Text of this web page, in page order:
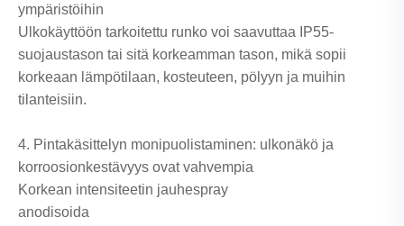
ympäristöihin
Ulkokäyttöön tarkoitettu runko voi saavuttaa IP55-
suojaustason tai sitä korkeamman tason, mikä sopii
korkeaan lämpötilaan, kosteuteen, pölyyn ja muihin
tilanteisiin.
4. Pintakäsittelyn monipuolistaminen: ulkonäkö ja
korroosionkestävyys ovat vahvempia
Korkean intensiteetin jauhespray
anodisoida